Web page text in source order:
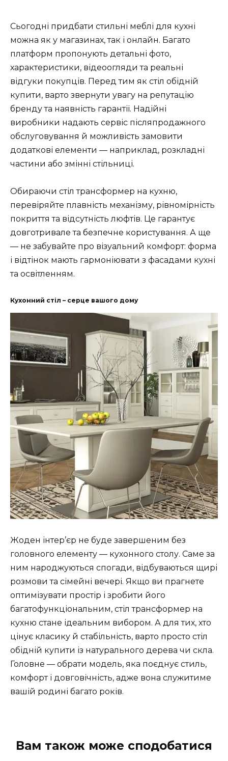
Сьогодні придбати стильні меблі для кухні
можна як у магазинах, так і онлайн. Багато
платформ пропонують детальні фото,
характеристики, відеоогляди та реальні
відгуки покупців. Перед тим як стіл обідній
купити, варто звернути увагу на репутацію
бренду та наявність гарантії. Надійні
виробники надають сервіс післяпродажного
обслуговування й можливість замовити
додаткові елементи — наприклад, розкладні
частини або змінні стільниці.
Обираючи стіл трансформер на кухню,
перевіряйте плавність механізму, рівномірність
покриття та відсутність люфтів. Це гарантує
довготривале та безпечне користування. А ще
— не забувайте про візуальний комфорт: форма
і відтінок мають гармоніювати з фасадами кухні
та освітленням.
Кухонний стіл – серце вашого дому
Жоден інтер’єр не буде завершеним без
головного елементу — кухонного столу. Саме за
ним народжуються спогади, відбуваються щирі
розмови та сімейні вечері. Якщо ви прагнете
оптимізувати простір і зробити його
багатофункціональним, стіл трансформер на
кухню стане ідеальним вибором. А для тих, хто
цінує класику й стабільність, варто просто стіл
обідній купити із натурального дерева чи скла.
Головне — обрати модель, яка поєднує стиль,
комфорт і довговічність, адже вона служитиме
вашій родині багато років.
Вам також може сподобатися